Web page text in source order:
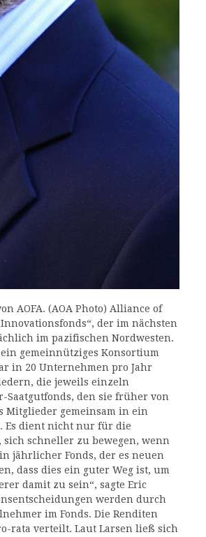
AOFA. (AOA Photo) Alliance of
der im nächsten
im pazifischen Nordwesten.
gemeinnütziges Konsortium
in 20 Unternehmen pro Jahr
die jeweils einzeln
den sie früher von
Mitglieder gemeinsam in ein
Es dient nicht nur für die
schneller zu bewegen, wenn
jährlicher Fonds, der es neuen
dass dies ein guter Weg ist, um
damit zu sein“, sagte Eric
werden durch
im Fonds. Die Renditen
rata verteilt. Laut Larsen ließ sich